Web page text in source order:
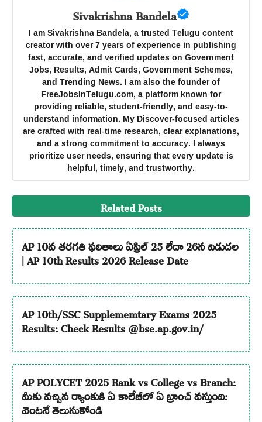
Sivakrishna Bandela
I am Sivakrishna Bandela, a trusted Telugu content
creator with over 7 years of experience in publishing
fast, accurate, and verified updates on Government
Jobs, Results, Admit Cards, Government Schemes,
and Trending News. I am also the founder of
FreeJobsInTelugu.com, a platform known for
providing reliable, student-friendly, and easy-to-
understand information. My Discover-focused articles
are crafted with real-time research, clear explanations,
and a strong commitment to accuracy. I always
prioritize user needs, ensuring that every update is
helpful, timely, and trustworthy.
Related Posts
AP 10వ తరగతి ఫలితాలు ఏప్రిల్ 25 లేదా 26న విడుదల
| AP 10th Results 2026 Release Date
AP 10th/SSC Supplememtary Exams 2025
Results: Check Results @bse.ap.gov.in/
AP POLYCET 2025 Rank vs College vs Branch:
మీకు వచ్చిన ర్యాంకుకి ఏ కాలేజీలో ఏ బ్రాంచ్ వస్తుంది:
వెంటనే తెలుసుకోండి